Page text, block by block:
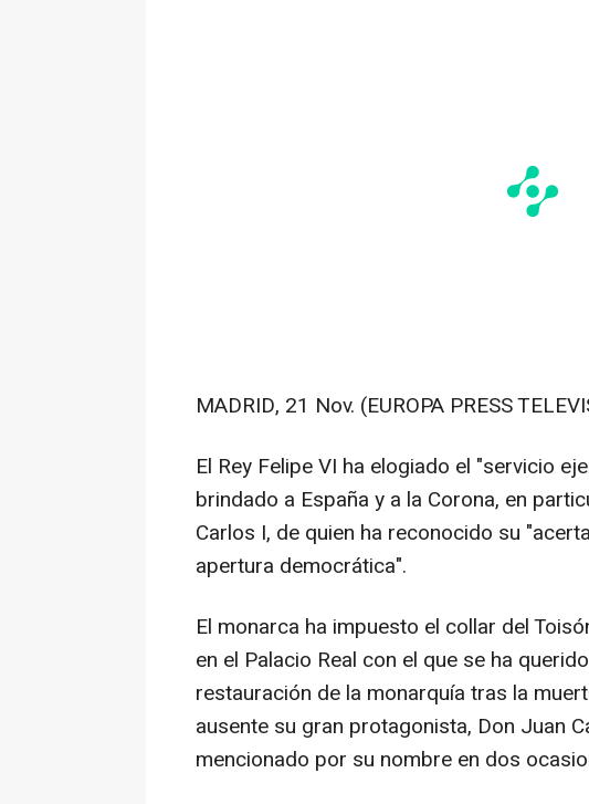
MADRID, 21 Nov. (EUROPA PRESS
El Rey Felipe VI ha elogiado el "servicio
brindado a España y a la Corona, en
Carlos I, de quien ha reconocido su
apertura democrática".
El monarca ha impuesto el collar del
en el Palacio Real con el que se ha
restauración de la monarquía tras la
ausente su gran protagonista, Don Juan
mencionado por su nombre en dos